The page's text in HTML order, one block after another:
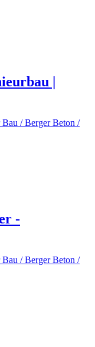
|
/ Berger Beton /
-
/ Berger Beton /